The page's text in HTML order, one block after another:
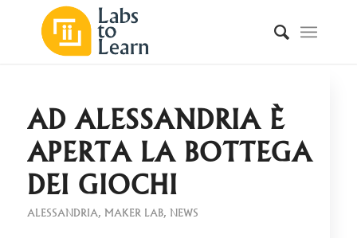
AD ALESSANDRIA È
APERTA LA BOTTEGA
DEI GIOCHI
ALESSANDRIA, MAKER LAB, NEWS